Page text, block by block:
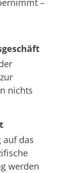
–
nichts
auf das
werden